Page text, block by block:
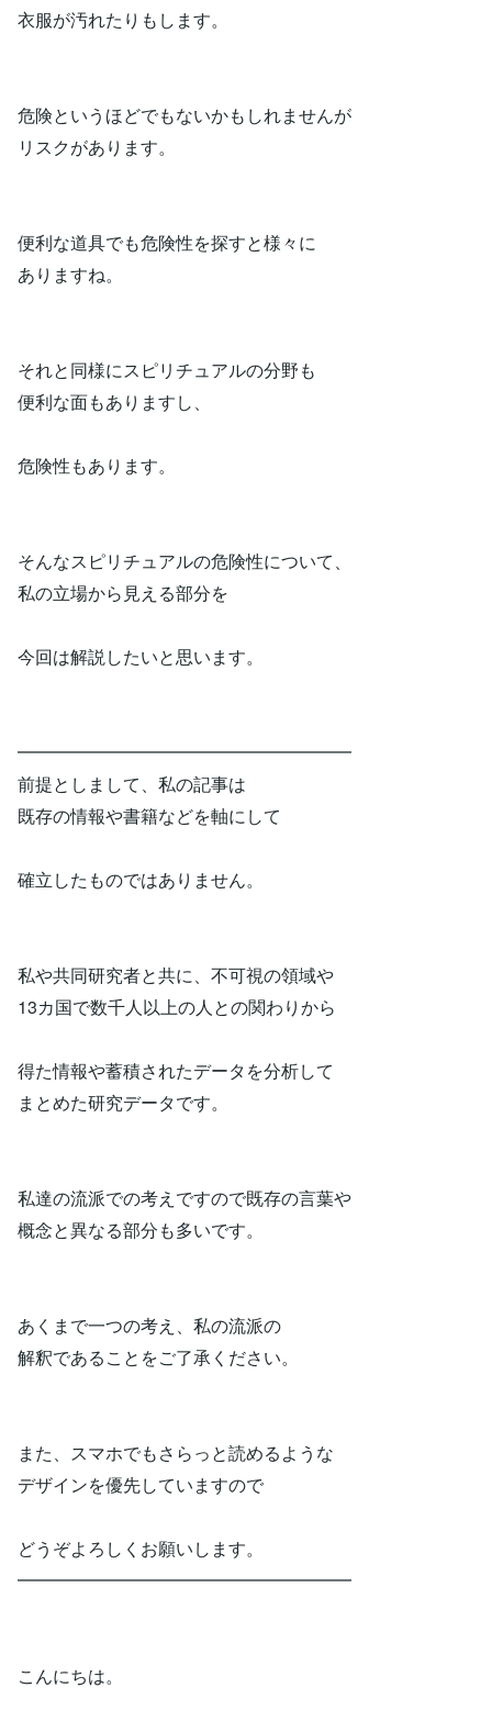
衣服が汚れたりもします。
危険というほどでもないかもしれませんが
リスクがあります。
便利な道具でも危険性を探すと様々に
ありますね。
それと同様にスピリチュアルの分野も
便利な面もありますし、
危険性もあります。
そんなスピリチュアルの危険性について、
私の立場から見える部分を
今回は解説したいと思います。
━━━━━━━━━━━━━━━━━━━
前提としまして、私の記事は
既存の情報や書籍などを軸にして
確立したものではありません。
私や共同研究者と共に、不可視の領域や
13カ国で数千人以上の人との関わりから
得た情報や蓄積されたデータを分析して
まとめた研究データです。
私達の流派での考えですので既存の言葉や
概念と異なる部分も多いです。
あくまで一つの考え、私の流派の
解釈であることをご了承ください。
また、スマホでもさらっと読めるような
デザインを優先していますので
どうぞよろしくお願いします。
━━━━━━━━━━━━━━━━━━━
こんにちは。